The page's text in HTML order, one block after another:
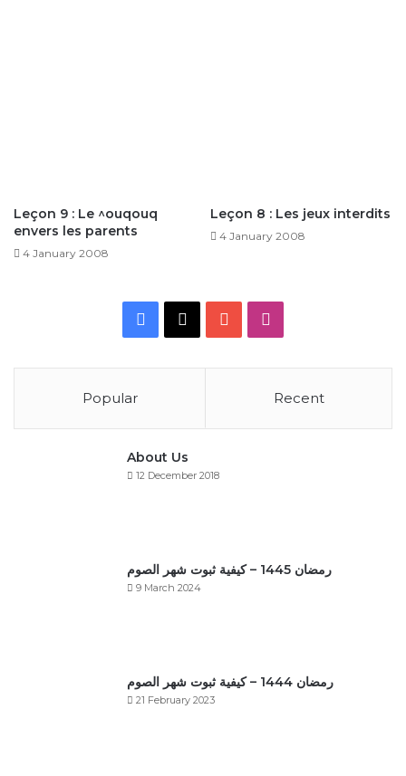
Leçon 9 : Le ^ouqouq
envers les parents
4 January 2008
Leçon 8 : Les jeux interdits
4 January 2008
Facebook
X YouTube
Popular Recent
About Us
12 December 2018
رمضان 1445 – كيفية ثبوت شهر الصوم
9 March 2024
رمضان 1444 – كيفية ثبوت شهر الصوم
21 February 2023